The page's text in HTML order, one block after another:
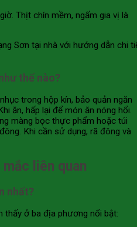
Thịt chín mềm, ngấm gia vị là
thế nào?
trong hộp kín, bảo quản ngăn
ăn, hấp lại để món ăn nóng hổi.
màng bọc thực phẩm hoặc túi
Khi cần sử dụng, rã đông và
liên quan
nhất?
thấy ở ba địa phương nổi bật: